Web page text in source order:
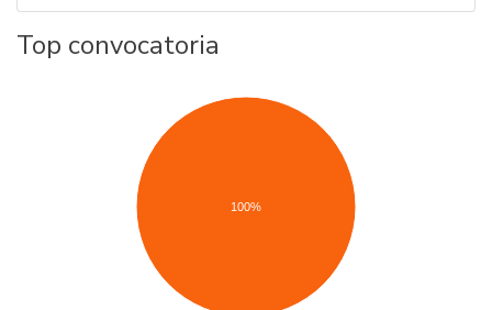
Top convocatoria
100%